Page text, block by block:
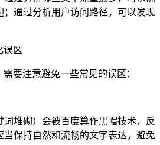
；通过分析用户访问路径，可以发现
误区
要注意避免一些常见的误区：
堆砌）会被百度算作黑帽技术，反
当保持自然和流畅的文字表达，避免